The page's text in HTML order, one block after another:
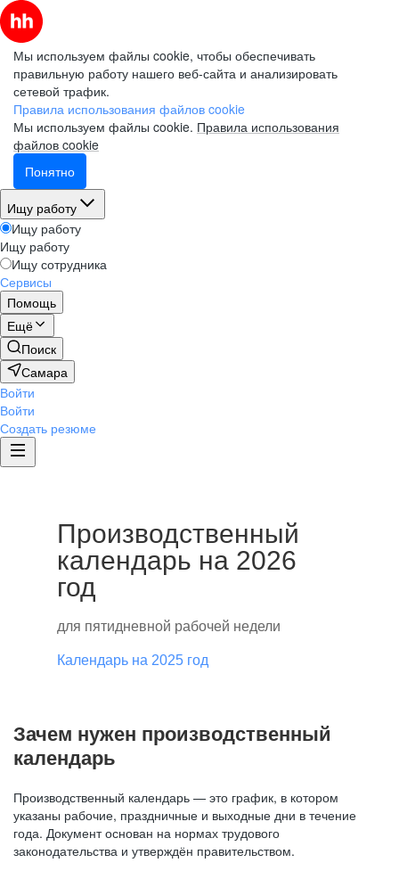
Мы используем файлы cookie, чтобы обеспечивать
правильную работу нашего веб-сайта и анализировать
сетевой трафик.
Правила использования файлов cookie
Мы используем файлы cookie. Правила использования
файлов cookie
Понятно
Ищу работу
Ищу работу
Ищу работу
Ищу сотрудника
Сервисы
Помощь
Ещё
Поиск
Самара
Войти
Войти
Создать резюме
Производственный
календарь на 2026
год
для пятидневной рабочей недели
Календарь на 2025 год
Зачем нужен производственный
календарь
Производственный календарь — это график, в котором
указаны рабочие, праздничные и выходные дни в течение
года. Документ основан на нормах трудового
законодательства и утверждён правительством.